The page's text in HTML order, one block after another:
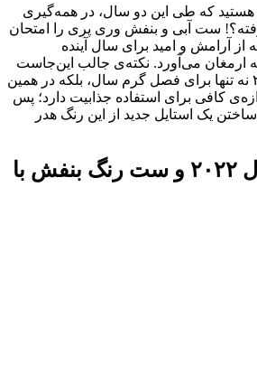
که طی این دو سال، در همه‌گیری
ست آبی و بنفش وری پری را امتحان
از آرامش و امید برای سال آینده
ارمغان می‌آورد. نکته‌ی جالب این‌جاست
که رنگ لباس سال ۲۰۲۲ نه‌ تنها برای فصل گرم سال، بلکه در همین
کافی برای استفاده جذابیت دارد؛ پس
یک استایل جدید از این رنگ هدر
۴. رنگ لباس سال ۲۰۲۲ و ست رنگ بنفش با